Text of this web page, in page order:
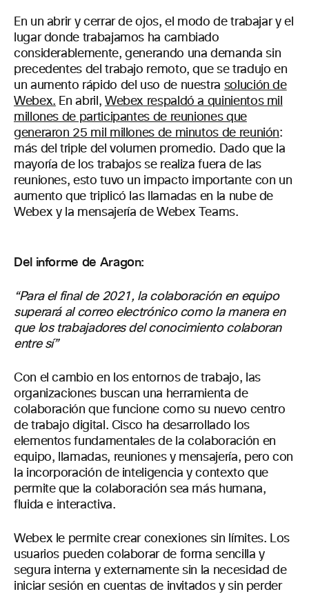
En un abrir y cerrar de ojos, el modo de trabajar y el
lugar donde trabajamos ha cambiado
considerablemente, generando una demanda sin
precedentes del trabajo remoto, que se tradujo en
un aumento rápido del uso de nuestra solución de
Webex. En abril, Webex respaldó a quinientos mil
millones de participantes de reuniones que
generaron 25 mil millones de minutos de reunión:
más del triple del volumen promedio. Dado que la
mayoría de los trabajos se realiza fuera de las
reuniones, esto tuvo un impacto importante con un
aumento que triplicó las llamadas en la nube de
Webex y la mensajería de Webex Teams.
Del informe de Aragon:
“Para el final de 2021, la colaboración en equipo
superará al correo electrónico como la manera en
que los trabajadores del conocimiento colaboran
entre sí”
Con el cambio en los entornos de trabajo, las
organizaciones buscan una herramienta de
colaboración que funcione como su nuevo centro
de trabajo digital. Cisco ha desarrollado los
elementos fundamentales de la colaboración en
equipo, llamadas, reuniones y mensajería, pero con
la incorporación de inteligencia y contexto que
permite que la colaboración sea más humana,
fluida e interactiva.
Webex le permite crear conexiones sin límites. Los
usuarios pueden colaborar de forma sencilla y
segura interna y externamente sin la necesidad de
iniciar sesión en cuentas de invitados y sin perder